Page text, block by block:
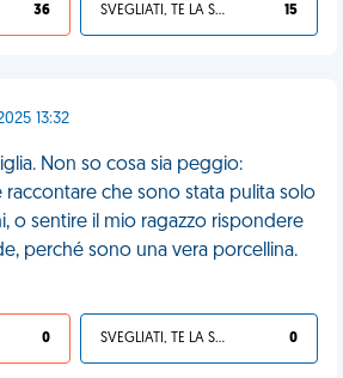
36 SVEGLIATI, TE LA SEI CERCATA! 15
13:32
Non so cosa sia peggio:
raccontare che sono stata pulita solo
o sentire il mio ragazzo rispondere
perché sono una vera porcellina.
0 SVEGLIATI, TE LA SEI CERCATA! 0